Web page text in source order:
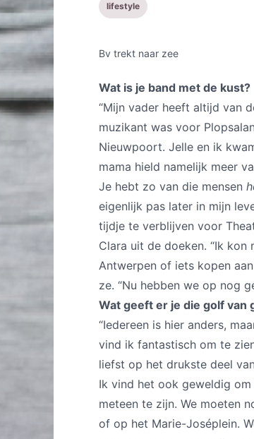
lifestyle
Bv trekt naar zee
Wat is je band met de kust?
“Mijn vader heeft altijd van
muzikant was voor
Nieuwpoort. Jelle en ik
mama hield namelijk meer
Je hebt zo van die mensen
eigenlijk pas later in mijn
tijdje te verblijven voor
Clara uit de doeken. “Ik kon
Antwerpen of iets kopen
ze. “Nu hebben we op nog
Wat geeft er je die golf van
“Iedereen is hier anders,
vind ik fantastisch om te
liefst op het drukste deel
Ik vind het ook geweldig
meteen te zijn. We moeten
of op het Marie-Joséplein.